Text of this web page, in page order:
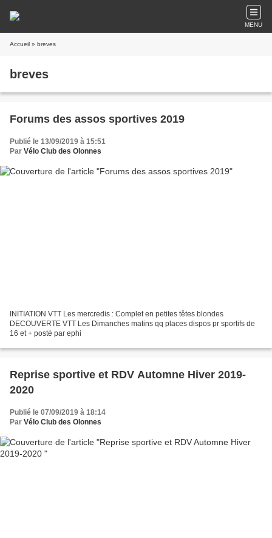
MENU
Accueil » breves
breves
Forums des assos sportives 2019
Publié le 13/09/2019 à 15:51
Par Vélo Club des Olonnes
INITIATION VTT Les mercredis : Complet en petites têtes blondes
DECOUVERTE VTT Les Dimanches matins qq places dispos pr sportifs de
16 et + posté par ephi
Reprise sportive et RDV Automne Hiver 2019-
2020
Publié le 07/09/2019 à 18:14
Par Vélo Club des Olonnes